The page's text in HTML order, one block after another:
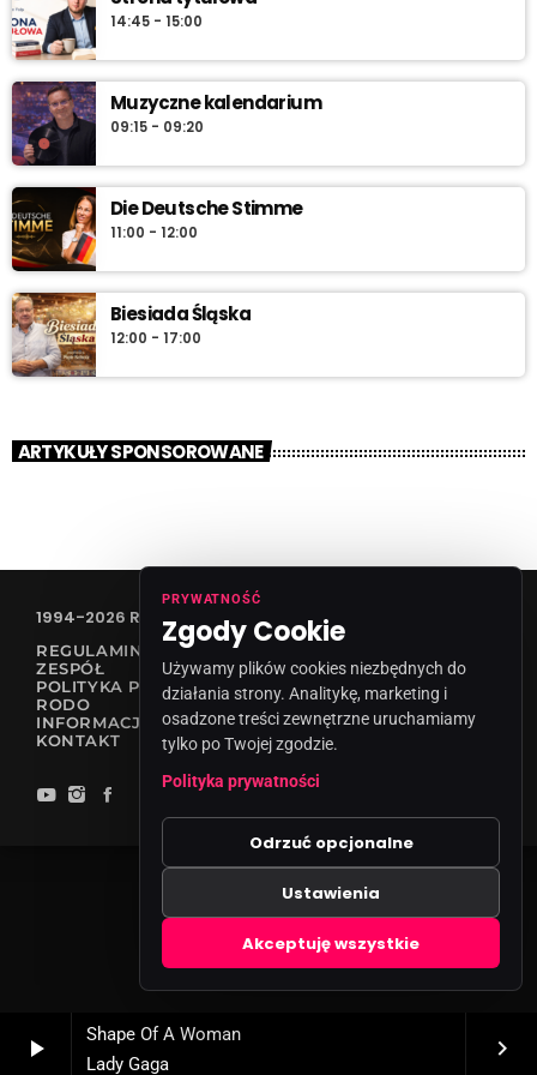
play_arrow
Shape Of A Woman
Lady Gaga
keyboard_arrow_right
14:45 - 15:00
Muzyczne kalendarium
09:15 - 09:20
Die Deutsche Stimme
11:00 - 12:00
Biesiada Śląska
12:00 - 17:00
ARTYKUŁY SPONSOROWANE
1994-2026 RADIO VANESSA SPÓŁKA Z O.O
REGULAMIN KONKURSÓW
ZESPÓŁ
POLITYKA PRYWATNOŚCI
RODO
INFORMACJA O NADAWCY
KONTAKT
PRYWATNOŚĆ
Zgody Cookie
Używamy plików cookies niezbędnych do
działania strony. Analitykę, marketing i
osadzone treści zewnętrzne uruchamiamy
tylko po Twojej zgodzie.
Polityka prywatności
Odrzuć opcjonalne
Ustawienia
Akceptuję wszystkie
Zgody cookies